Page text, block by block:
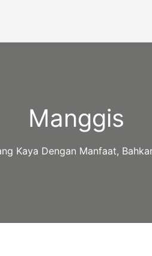
Manggis
Kaya Dengan Manfaat,